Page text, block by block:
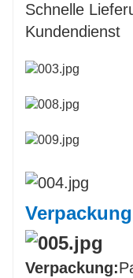
Schnelle
Kundendienst
Verpackung: